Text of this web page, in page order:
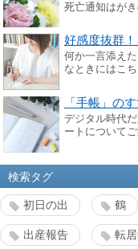
死亡通知はが
好感度抜群
何か一言添え
なときにはこち
「手帳」の
デジタル時代
ートについて
検索タグ
初日の出 鶴
出産報告 転